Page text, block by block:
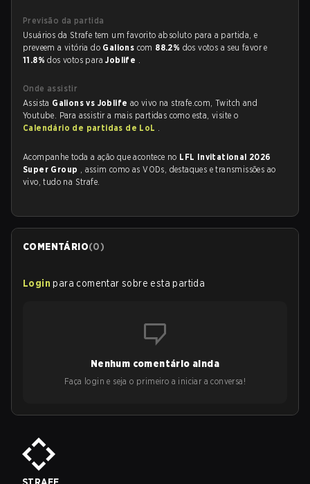
Previsão da partida
Usuários da Strafe tem um favorito absoluto para a partida, e
preveem a vitória do Galions com 88.2% dos votos a seu favor e
11.8%dos votos paraJoblife .
Onde assistir
Assista Galions vs Joblife ao vivo na strafe.com, Twitch and
Youtube. Para assistir a mais partidas como esta, visite o
Calendário de partidas de LoL .
Acompanhe toda a ação que acontece no LFL Invitational 2026
Super Group , assim como as VODs, destaques e transmissões ao
vivo, tudo na Strafe.
COMENTÁRIO(0)
Login para comentar sobre esta partida
Nenhum comentário ainda
Faça login e seja o primeiro a iniciar a conversa!